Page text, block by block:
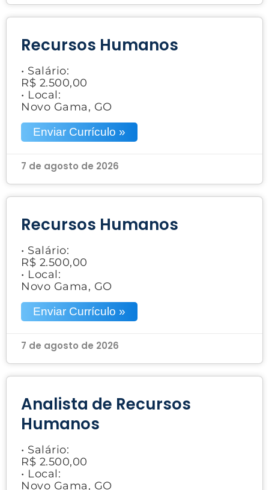
Recursos Humanos
• Salário:
R$ 2.500,00
• Local:
Novo Gama, GO
Enviar Currículo »
7 de agosto de 2026
Recursos Humanos
• Salário:
R$ 2.500,00
• Local:
Novo Gama, GO
Enviar Currículo »
7 de agosto de 2026
Analista de Recursos
Humanos
• Salário:
R$ 2.500,00
• Local:
Novo Gama, GO